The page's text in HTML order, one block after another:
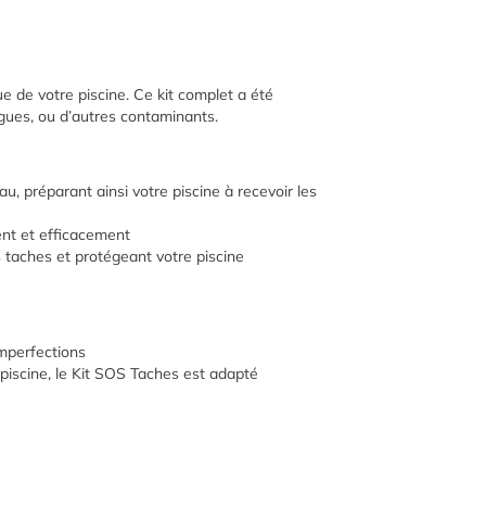
de votre piscine. Ce kit complet a été
ou d’autres contaminants.
préparant ainsi votre piscine à recevoir les
et efficacement
taches et protégeant votre piscine
le Kit SOS Taches est adapté